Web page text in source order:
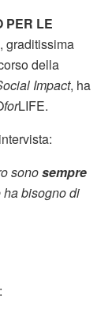
PER LE
graditissima
della
Impact, ha
forLIFE.
sonosempre
bisogno di